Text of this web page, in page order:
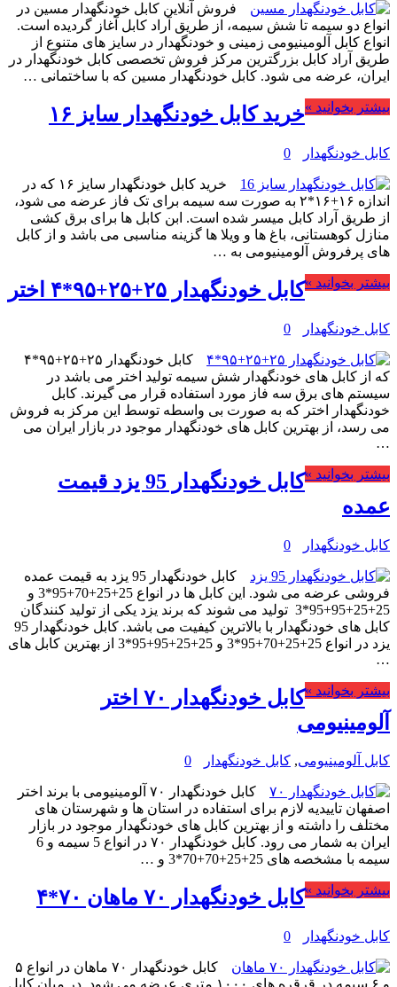
فروش آنلاین کابل خودنگهدار مسین در
انواع دو سیمه تا شش سیمه، از طریق آراد کابل آغاز گردیده است.
انواع کابل آلومینیومی زمینی و خودنگهدار در سایز های متنوع از
طریق آراد کابل بزرگترین مرکز فروش تخصصی کابل خودنگهدار در
ایران، عرضه می شود. کابل خودنگهدار مسین که با ساختمانی …
بیشتر بخوانید »خرید کابل خودنگهدار سایز ۱۶
کابل خودنگهدار 0
خرید کابل خودنگهدار سایز ۱۶ که در
اندازه ۱۶+۱۶*۲ به صورت سه سیمه برای تک فاز عرضه می شود،
از طریق آراد کابل میسر شده است. ابن کابل ها برای برق کشی
منازل کوهستانی، باغ ها و ویلا ها گزینه مناسبی می باشد و از کابل
های پرفروش آلومینیومی به …
بیشتر بخوانید »کابل خودنگهدار ۲۵+۲۵+۹۵*۴ اختر
کابل خودنگهدار 0
کابل خودنگهدار ۲۵+۲۵+۹۵*۴
که از کابل های خودنگهدار شش سیمه تولید اختر می باشد در
سیستم های برق سه فاز مورد استفاده قرار می گیرند. کابل
خودنگهدار اختر که به صورت بی واسطه توسط این مرکز به فروش
می رسد، از بهترین کابل های خودنگهدار موجود در بازار ایران می
…
بیشتر بخوانید »
کابل خودنگهدار 95 یزد قیمت
عمده
کابل خودنگهدار 0
کابل خودنگهدار 95 یزد به قیمت عمده
فروشی عرضه می شود. این کابل ها در انواع 25+25+70+95*3 و
25+25+95+95*3 تولید می شوند که برند یزد یکی از تولید کنندگان
کابل های خودنگهدار با بالاترین کیفیت می باشد. کابل خودنگهدار 95
یزد در انواع 25+25+70+95*3 و 25+25+95+95*3 از بهترین کابل های
…
بیشتر بخوانید »
کابل خودنگهدار ۷۰ اختر
آلومینیومی
کابل آلومینیومی, کابل خودنگهدار 0
کابل خودنگهدار ۷۰ آلومینیومی با برند اختر
اصفهان تاییدیه لازم برای استفاده در استان ها و شهرستان های
مختلف را داشته و از بهترین کابل های خودنگهدار موجود در بازار
ایران به شمار می رود. کابل خودنگهدار ۷۰ در انواع 5 سیمه و 6
سیمه با مشخصه های 25+25+70+70*3 و …
بیشتر بخوانید »کابل خودنگهدار ۷۰ ماهان ۷۰*۴
کابل خودنگهدار 0
کابل خودنگهدار ۷۰ ماهان در انواع ۵